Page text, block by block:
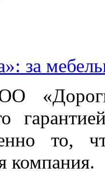
за
то,
компания.